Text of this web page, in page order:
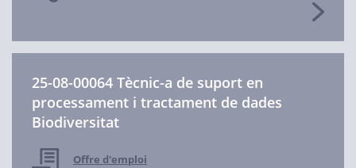
25-08-00064 Tècnic-a de suport en
processament i tractament de dades
Biodiversitat
Offre d'emploi